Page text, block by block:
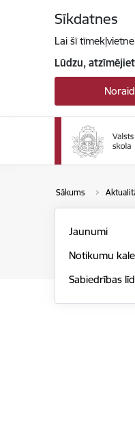
Sīkdatnes
Lai šī
Lūdzu,
Sākums
Jaunumi
Notikumu
Sabiedrības